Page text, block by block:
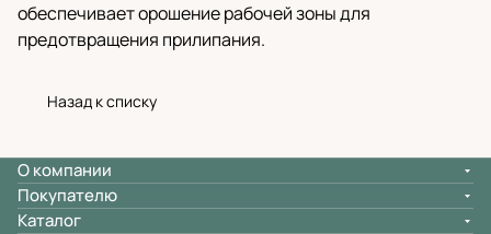
обеспечивает орошение рабочей зоны для
предотвращения прилипания.
Назад к списку
О компании
Покупателю
Каталог